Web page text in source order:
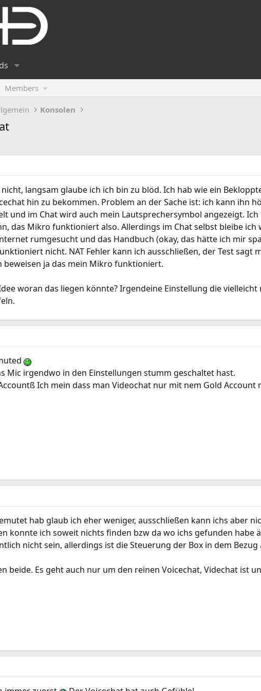
Members
Konsolen
langsam glaube ich ich bin zu blöd. Ich hab wie ein
hin zu bekommen. Problem an der Sache ist: ich kann ihn
und im Chat wird auch mein Lautsprechersymbol angezeigt.
das Mikro funktioniert also. Allerdings im Chat selbst bleibe ich
rumgesucht und das Handbuch (okay, das hätte ich mir
nicht. NAT Fehler kann ich ausschließen, der Test sagt
beweisen ja das mein Mikro funktioniert.
woran das liegen könnte? Irgendeine Einstellung die
Mic irgendwo in den Einstellungen stumm geschaltet hast.
Ich mein dass man Videochat nur mit nem Gold Account
hab glaub ich eher weniger, ausschließen kann ichs aber
konnte ich soweit nichts finden bzw da wo ichs gefunden habe
nicht sein, allerdings ist die Steuerung der Box in dem
beide. Es geht auch nur um den reinen Voicechat, Videchat ist